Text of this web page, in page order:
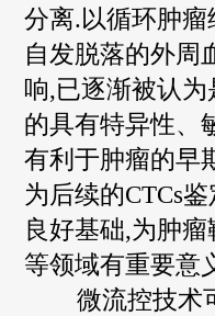
分离.以循环肿
自发脱落的外周
响,已逐渐被认
的具有特异性、
有利于肿瘤的早
为后续的CTCs
良好基础,为肿
等领域有重要意
微流控技术可